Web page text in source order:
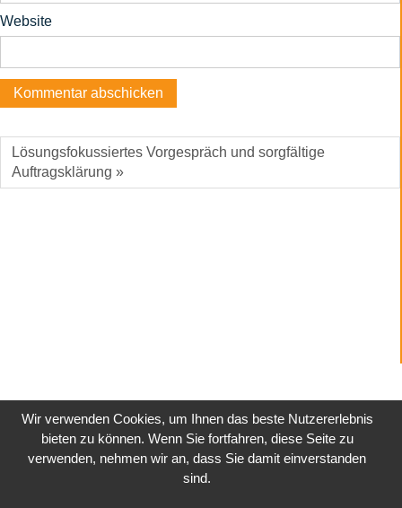
Website
Lösungsfokussiertes Vorgespräch und sorgfältige
Auftragsklärung »
Wir verwenden Cookies, um Ihnen das beste Nutzererlebnis
bieten zu können. Wenn Sie fortfahren, diese Seite zu
verwenden, nehmen wir an, dass Sie damit einverstanden
sind.